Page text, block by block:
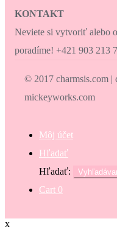
KONTAKT
Neviete si vytvoriť alebo
poradíme! +421 903 213
© 2017 charmsis.com |
mickeyworks.com
Môj účet
Hľadať
Hľadať:
Cart 0
x